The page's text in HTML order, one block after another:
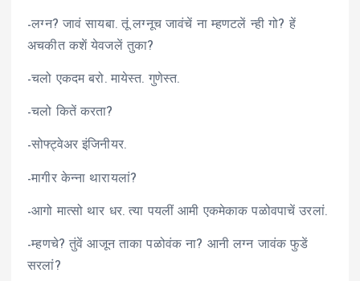
-लग्न? जावं सायबा. तूं लग्नूच जावंचें ना म्हणटलें न्ही गो? हें
अचकीत कशें येवजलें तुका?
-चलो एकदम बरो. मायेस्त. गुणेस्त.
-चलो कितें करता?
-सोफ्ट्वेअर इंजिनीयर.
-मागीर केन्ना थारायलां?
-आगो मात्सो थार धर. त्या पयलीं आमी एकमेकाक पळोवपाचें उरलां.
-म्हणचे? तुंवें आजून ताका पळोवंक ना? आनी लग्न जावंक फुडें
सरलां?